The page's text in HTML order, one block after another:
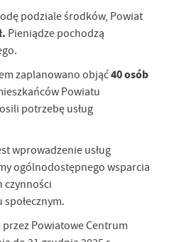
podziale środków, Powiat
Pieniądze pochodzą
zaplanowano objąć40 osób
Powiatu
potrzebę usług
wprowadzenie usług
ogólnodostępnego wsparcia
czynności
Powiatowe Centrum
komunikatów mediów